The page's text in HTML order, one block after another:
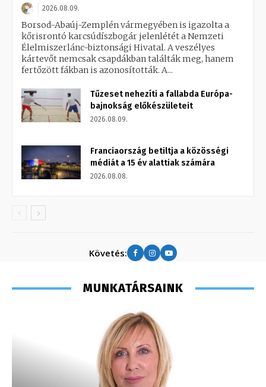
2026.08.09.
Borsod-Abaúj-Zemplén vármegyében is igazolta a
kőrisrontó karcsúdíszbogár jelenlétét a Nemzeti
Élelmiszerlánc-biztonsági Hivatal. A veszélyes
kártevőt nemcsak csapdákban találták meg, hanem
fertőzött fákban is azonosították. A...
Tűzeset nehezíti a fallabda Európa-
bajnokság előkészületeit
2026.08.09.
Franciaország betiltja a közösségi
médiát a 15 év alattiak számára
2026.08.08.
Követés:
MUNKATÁRSAINK